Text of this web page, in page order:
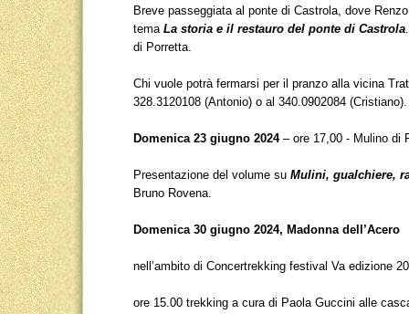
Breve passeggiata al ponte di Castrola, dove
tema La storia e il restauro del ponte di Castrola
di Porretta.
Chi vuole potrà fermarsi per il pranzo alla vicina
328.3120108 (Antonio) o al 340.0902084 (Cristiano).
Domenica 23 giugno 2024– ore 17,00 - Mulino di
Presentazione del volume su Mulini, gualchiere,
Bruno Rovena.
Domenica 30 giugno 2024, Madonna dell’Acero
nell’ambito di Concertrekking festival Va edizione
ore 15.00 trekking a cura di Paola Guccini alle